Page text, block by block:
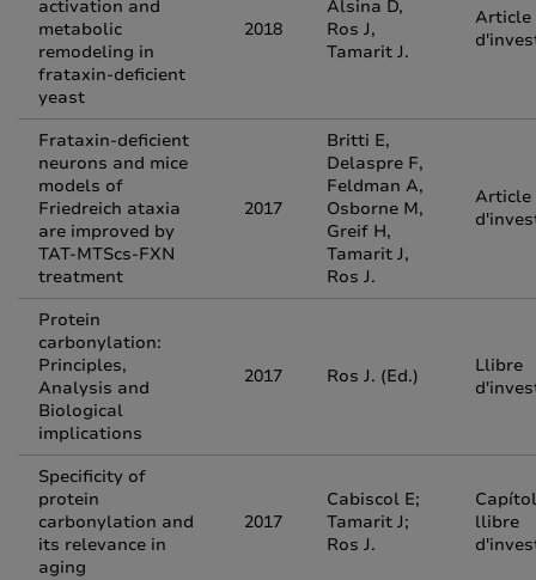
activation and
metabolic
remodeling in
frataxin-deficient
yeast
2018
Alsina D,
Ros J,
Tamarit J.
Article
Frataxin-deficient
neurons and mice
models of
Friedreich ataxia
are improved by
TAT-MTScs-FXN
treatment
2017
Britti E,
Delaspre F,
Feldman A,
Osborne M,
Greif H,
Tamarit J,
Ros J.
Article
Protein
carbonylation:
Principles,
Analysis and
Biological
implications
2017 Ros J. (Ed.)
Llibre
Specificity of
protein
carbonylation and
its relevance in
aging
2017
Cabiscol E;
Tamarit J;
Ros J.
llibre